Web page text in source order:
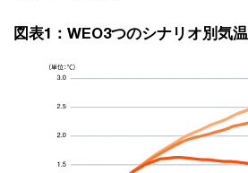
図表1：WEO3つのシナリオ別気